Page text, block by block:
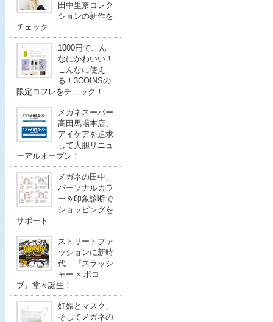
田中里奈コレク
ションの新作を
チェック
1000円でこん
なにかわいい！
こんなに使え
る！3COINSの
限定コフレをチェック！
メガネスーパー
高田馬場本店、
アイケアを追求
して大胆リニュ
ーアルオープン！
メガネの田中、
パーソナルカラ
ー＆印象診断で
ショッピングを
サポート
ストリートファ
ッションに新時
代 『スラッシ
ャー × ポコ
プ』堂々誕生！
妊娠とマスク、
そしてメガネの